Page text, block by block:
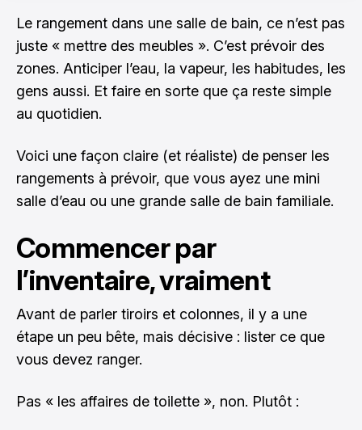
Le rangement dans une salle de bain, ce n’est pas
juste « mettre des meubles ». C’est prévoir des
zones. Anticiper l’eau, la vapeur, les habitudes, les
gens aussi. Et faire en sorte que ça reste simple
au quotidien.
Voici une façon claire (et réaliste) de penser les
rangements à prévoir, que vous ayez une mini
salle d’eau ou une grande salle de bain familiale.
Commencer par
l’inventaire, vraiment
Avant de parler tiroirs et colonnes, il y a une
étape un peu bête, mais décisive : lister ce que
vous devez ranger.
Pas « les affaires de toilette », non. Plutôt :